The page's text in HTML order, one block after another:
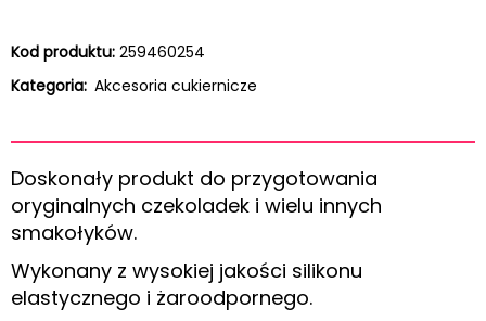
Kod produktu: 259460254
Kategoria: Akcesoria cukiernicze
Doskonały produkt do przygotowania
oryginalnych czekoladek i wielu innych
smakołyków.
Wykonany z wysokiej jakości silikonu
elastycznego i żaroodpornego.